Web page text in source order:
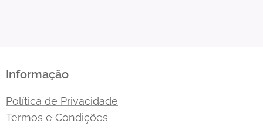
Informação
Política de Privacidade
Termos e Condições